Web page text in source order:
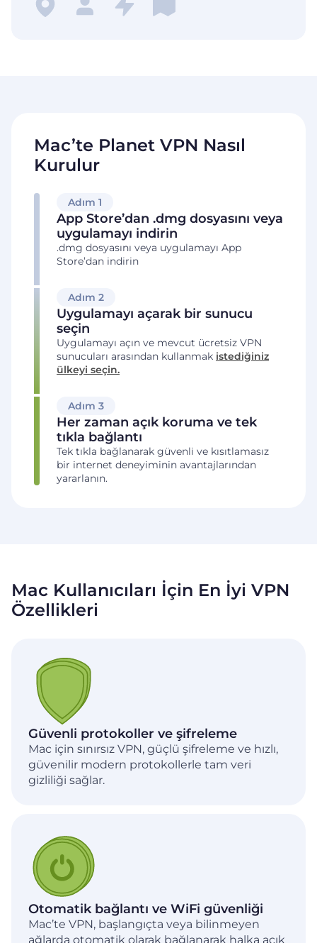
Mac’te Planet VPN Nasıl
Kurulur
Adım 1
App Store’dan .dmg dosyasını veya
uygulamayı indirin
.dmg dosyasını veya uygulamayı App
Store’dan indirin
Adım 2
Uygulamayı açarak bir sunucu
seçin
Uygulamayı açın ve mevcut ücretsiz VPN
sunucuları arasından kullanmak istediğiniz
ülkeyi seçin.
Adım 3
Her zaman açık koruma ve tek
tıkla bağlantı
Tek tıkla bağlanarak güvenli ve kısıtlamasız
bir internet deneyiminin avantajlarından
yararlanın.
Mac Kullanıcıları İçin En İyi VPN
Özellikleri
Güvenli protokoller ve şifreleme
Mac için sınırsız VPN, güçlü şifreleme ve hızlı,
güvenilir modern protokollerle tam veri
gizliliği sağlar.
Otomatik bağlantı ve WiFi güvenliği
Mac’te VPN, başlangıçta veya bilinmeyen
ağlarda otomatik olarak bağlanarak halka açık